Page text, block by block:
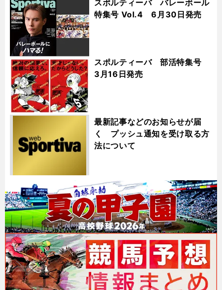
スポルティーバ バレーボール
特集号 Vol.4 6月30日発売
スポルティーバ 部活特集号
3月16日発売
最新記事などのお知らせが届
く プッシュ通知を受け取る方
法について